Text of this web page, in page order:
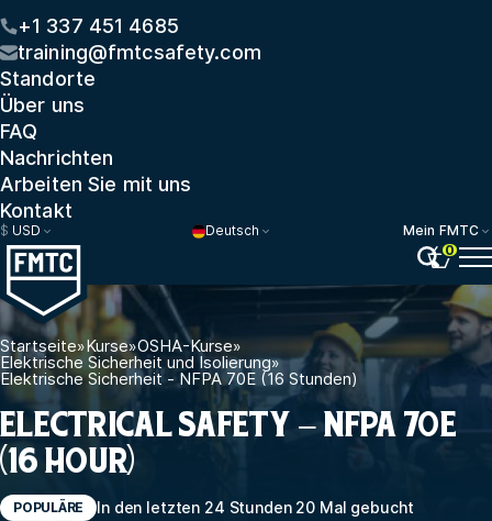
+1 337 451 4685
training@fmtcsafety.com
Standorte
Über uns
FAQ
Nachrichten
Arbeiten Sie mit uns
Kontakt
$ USD Deutsch
Mein FMTC
0
Startseite»Kurse»OSHA-Kurse»
Elektrische Sicherheit und Isolierung»
Elektrische Sicherheit - NFPA 70E (16 Stunden)
ELECTRICAL SAFETY – NFPA 70E
(16 HOUR)
POPULÄRE In den letzten 24 Stunden 20 Mal gebucht